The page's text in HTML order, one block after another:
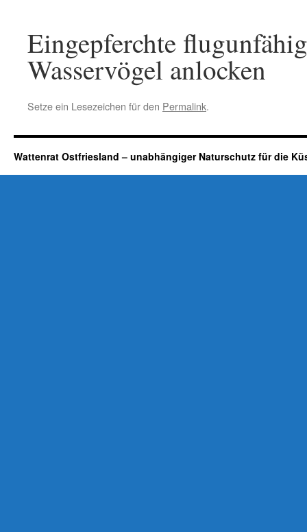
Eingepferchte
Wasservögel anlocken
Setze ein Lesezeichen für den Permalink.
Wattenrat Ostfriesland – unabhängiger Naturschutz für die